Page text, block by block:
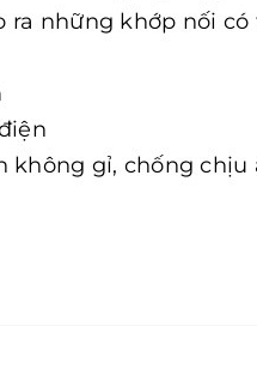
ra những khớp nối
không gỉ, chống chịu